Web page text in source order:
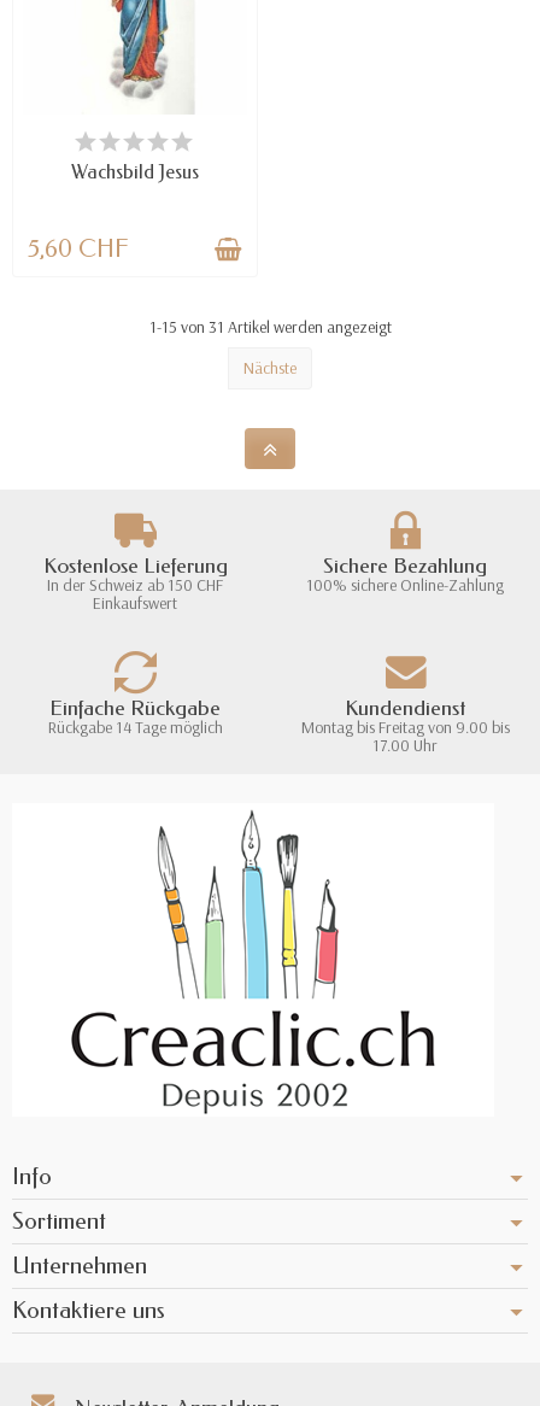
VERFÜGBAR
Wachsbild Jesus
5,60 CHF
1-15 von 31 Artikel werden angezeigt
Nächste
Kostenlose Lieferung
In der Schweiz ab 150 CHF
Einkaufswert
Sichere Bezahlung
100% sichere Online-Zahlung
Einfache Rückgabe
Rückgabe 14 Tage möglich
Kundendienst
Montag bis Freitag von 9.00 bis
17.00 Uhr
Info
Sortiment
Unternehmen
Kontaktiere uns